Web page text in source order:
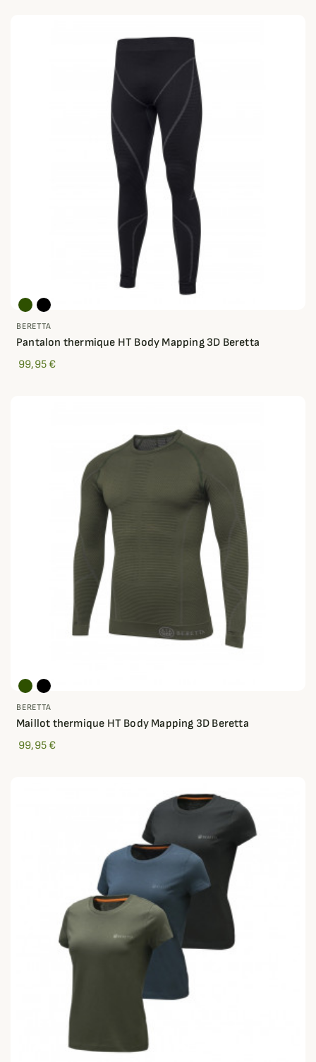
BERETTA
Pantalon thermique HT Body Mapping 3D Beretta
99,95 €
BERETTA
Maillot thermique HT Body Mapping 3D Beretta
99,95 €